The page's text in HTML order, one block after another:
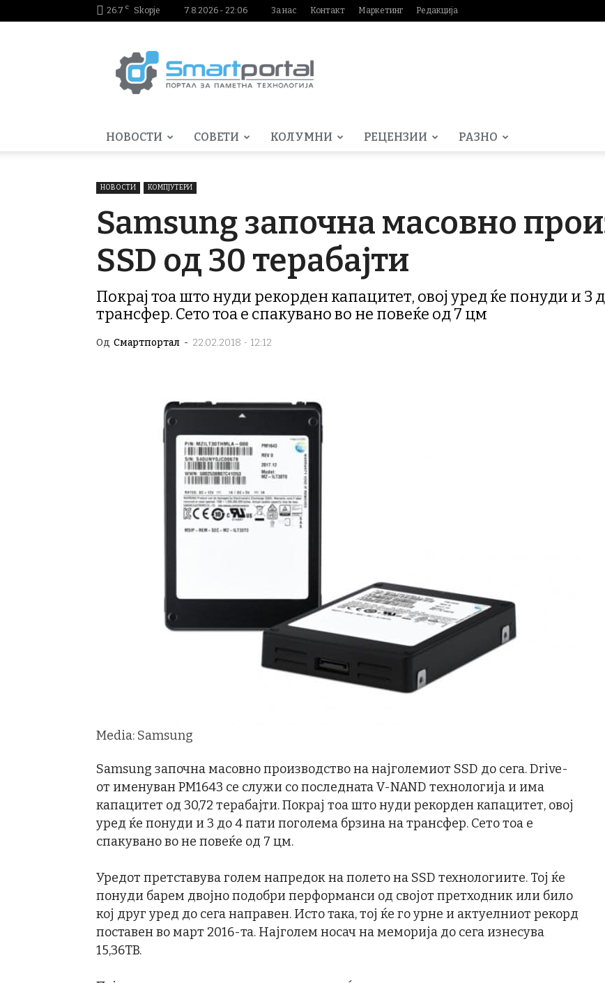
26.7 C Skopje 7.8.2026 - 22:06 За нас Контакт Маркетинг Редакција
НОВОСТИ СОВЕТИ КОЛУМНИ РЕЦЕНЗИИ РАЗНО
НОВОСТИ КОМПЈУТЕРИ
Samsung започна масовно
SSD од 30 терабајти
Покрај тоа што нуди рекорден капацитет, овој уред ќе понуди и 3
трансфер. Сето тоа е спакувано во не повеќе од 7 цм
Од Смартпортал - 22.02.2018 - 12:12
Media: Samsung
Samsung започна масовно производство на најголемиот SSD до сега. Drive-
от именуван PM1643 се служи со последната V-NAND технологија и има
капацитет од 30,72 терабајти. Покрај тоа што нуди рекорден капацитет, овој
уред ќе понуди и 3 до 4 пати поголема брзина на трансфер. Сето тоа е
спакувано во не повеќе од 7 цм.
Уредот претставува голем напредок на полето на SSD технологиите. Тој ќе
понуди барем двојно подобри перформанси од својот претходник или било
кој друг уред до сега направен. Исто така, тој ќе го урне и актуелниот рекорд
поставен во март 2016-та. Најголем носач на меморија до сега изнесува
15,36TB.